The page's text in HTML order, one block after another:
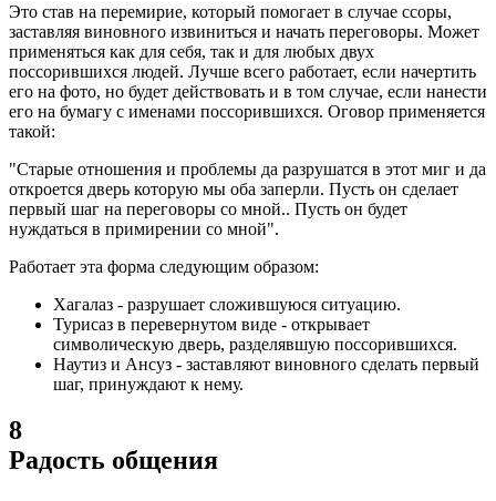
Это став на перемирие, который помогает в случае ссоры,
заставляя виновного извиниться и начать переговоры. Может
применяться как для себя, так и для любых двух
поссорившихся людей. Лучше всего работает, если начертить
его на фото, но будет действовать и в том случае, если нанести
его на бумагу с именами поссорившихся. Оговор применяется
такой:
"Старые отношения и проблемы да разрушатся в этот миг и да
откроется дверь которую мы оба заперли. Пусть он сделает
первый шаг на переговоры со мной.. Пусть он будет
нуждаться в примирении со мной".
Работает эта форма следующим образом:
Хагалаз - разрушает сложившуюся ситуацию.
Турисаз в перевернутом виде - открывает
символическую дверь, разделявшую поссорившихся.
Наутиз и Ансуз - заставляют виновного сделать первый
шаг, принуждают к нему.
8
Радость общения